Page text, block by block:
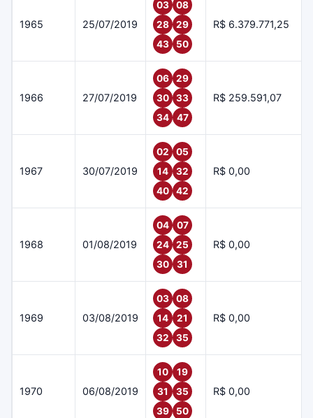
1965 25/07/2019
03
08
28
29
43
50
R$ 6.379.771,25
1966 27/07/2019
06
29
30
33
34
47
R$ 259.591,07
1967 30/07/2019
02
05
14
32
40
42
R$ 0,00
1968 01/08/2019
04
07
24
25
30
31
R$ 0,00
1969 03/08/2019
03
08
14
21
32
35
R$ 0,00
1970 06/08/2019
10
19
31
35
39
50
R$ 0,00